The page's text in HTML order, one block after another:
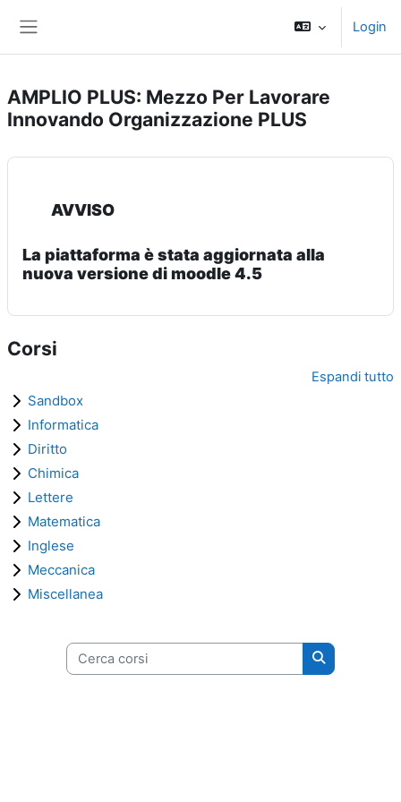
Login
AMPLIO PLUS: Mezzo Per Lavorare
Innovando Organizzazione PLUS
AVVISO
La piattaforma è stata aggiornata alla
nuova versione di moodle 4.5
Corsi
Espandi tutto
Sandbox
Informatica
Diritto
Chimica
Lettere
Matematica
Inglese
Meccanica
Miscellanea
Cerca corsi
Cerca corsi